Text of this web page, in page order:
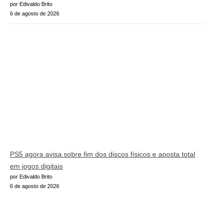
por Edivaldo Brito
6 de agosto de 2026
PS5 agora avisa sobre fim dos discos físicos e aposta total
em jogos digitais
por Edivaldo Brito
6 de agosto de 2026